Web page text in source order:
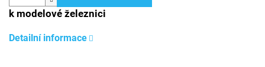
k modelové železnici
Detailní informace